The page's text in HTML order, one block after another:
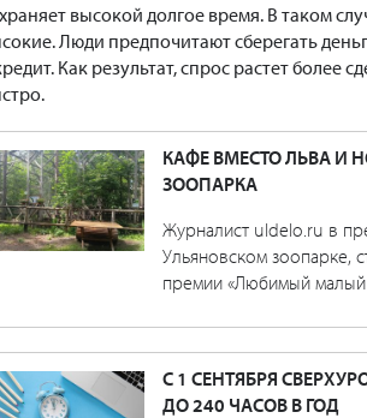
высокой долгое время. В таком
Люди предпочитают сберегать
Как результат, спрос растет
КАФЕ ВМЕСТО ЛЬВА И
ЗООПАРКА
Журналист uldelo.ru в
Ульяновском зоопарке,
премии «Любимый малый
С 1 СЕНТЯБРЯ
ДО 240 ЧАСОВ В ГОД